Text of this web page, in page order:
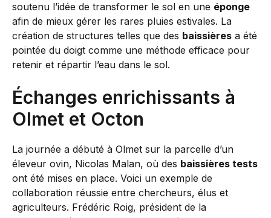
soutenu l’idée de transformer le sol en une éponge
afin de mieux gérer les rares pluies estivales. La
création de structures telles que des baissières a été
pointée du doigt comme une méthode efficace pour
retenir et répartir l’eau dans le sol.
Échanges enrichissants à
Olmet et Octon
La journée a débuté à Olmet sur la parcelle d’un
éleveur ovin, Nicolas Malan, où des baissières tests
ont été mises en place. Voici un exemple de
collaboration réussie entre chercheurs, élus et
agriculteurs. Frédéric Roig, président de la